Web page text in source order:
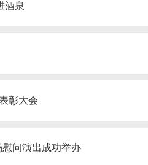
酒泉
彰大会
问演出成功举办